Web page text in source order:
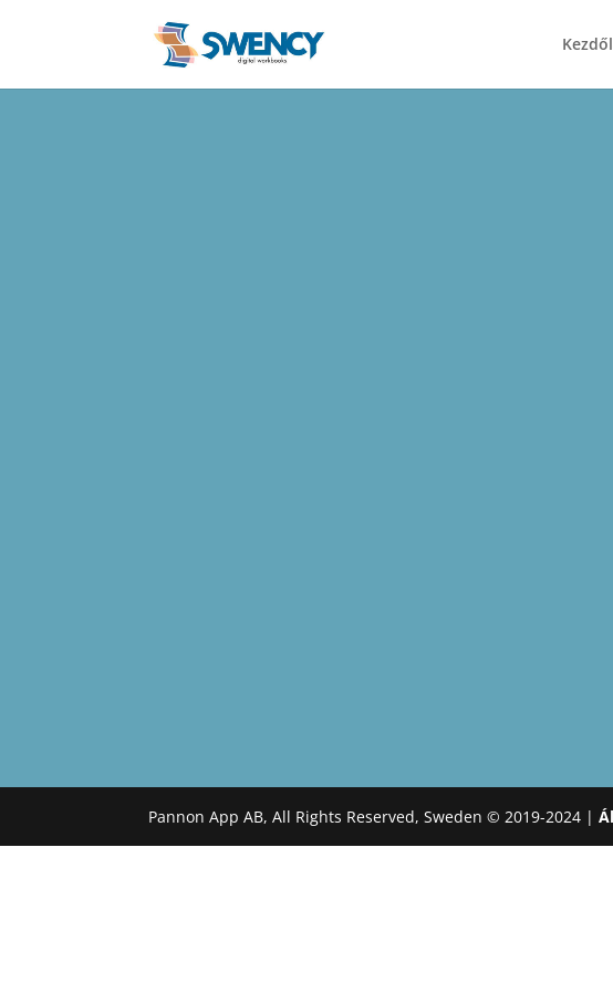
Pannon App AB, All Rights Reserved, Sweden © 2019-2024 |